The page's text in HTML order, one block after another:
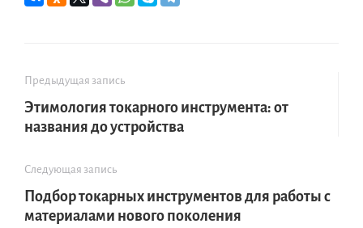
Предыдущая запись
Этимология токарного инструмента: от
названия до устройства
Следующая запись
Подбор токарных инструментов для работы с
материалами нового поколения